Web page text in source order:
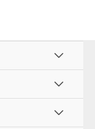
menú
menú